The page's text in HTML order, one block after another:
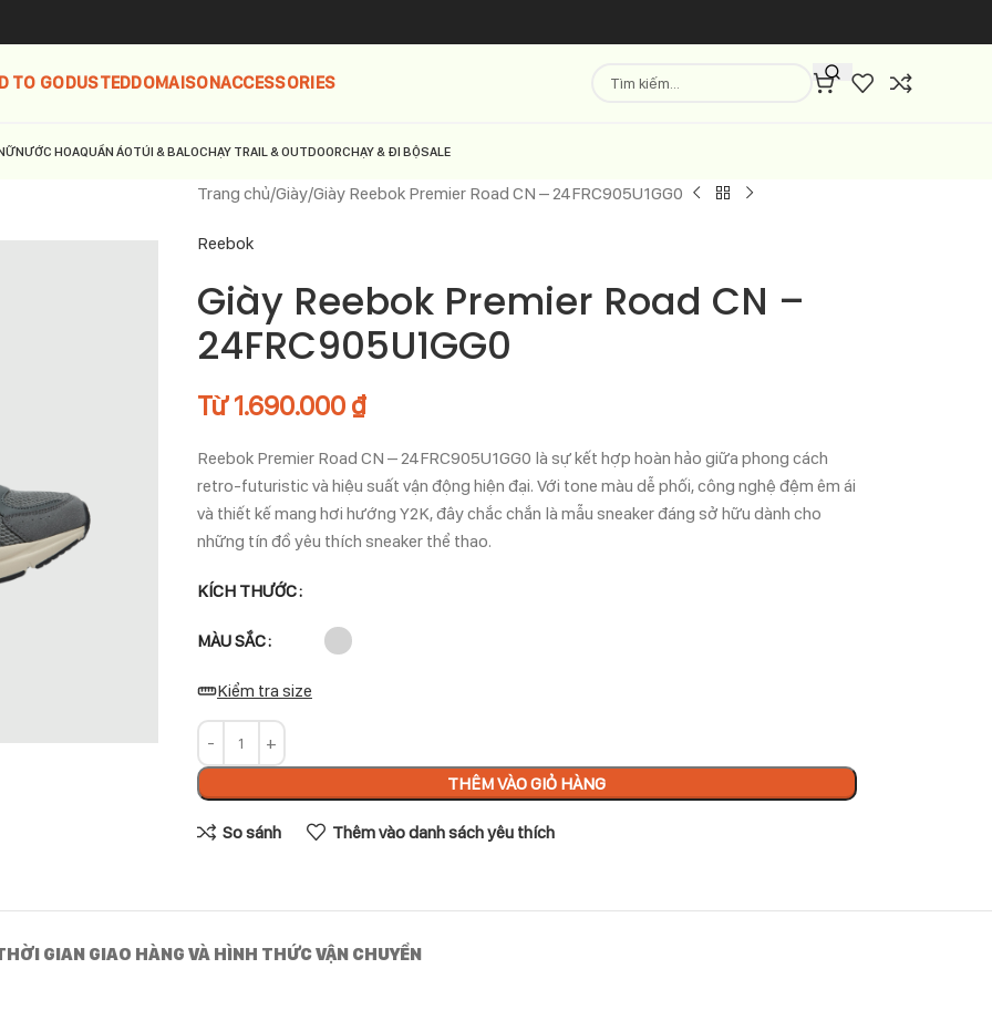
TO GODUSTEDDOMAISONACCESSORIES
NƯỚC HOAQUẦN ÁOTÚI & BALOCHẠY TRAIL & OUTDOORCHẠY & ĐI BỘSALE
Trang chủ Giày Giày Reebok Premier Road CN – 24FRC905U1GG0
Reebok
Giày Reebok Premier Road CN –
24FRC905U1GG0
Từ1.690.000 ₫
Reebok Premier Road CN – 24FRC905U1GG0 là sự kết hợp hoàn hảo giữa phong cách
retro-futuristic và hiệu suất vận động hiện đại. Với tone màu dễ phối, công nghệ đệm êm ái
và thiết kế mang hơi hướng Y2K, đây chắc chắn là mẫu sneaker đáng sở hữu dành cho
những tín đồ yêu thích sneaker thể thao.
KÍCH THƯỚC
MÀU SẮC
Kiểm tra size
THÊM VÀO GIỎ HÀNG
So sánh Thêm vào danh sách yêu thích
GIAN GIAO HÀNG VÀ HÌNH THỨC VẬN CHUYỂN